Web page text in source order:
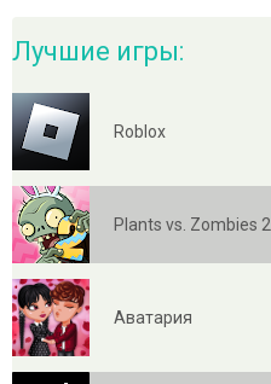
Лучшие игры:
Roblox
Plants vs. Zombies 2
Аватария